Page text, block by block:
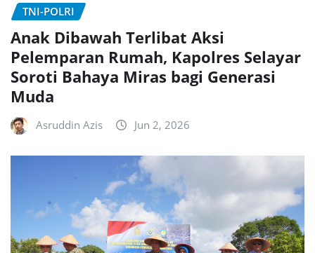
TNI-POLRI
Anak Dibawah Terlibat Aksi
Pelemparan Rumah, Kapolres Selayar
Soroti Bahaya Miras bagi Generasi
Muda
Asruddin Azis Jun 2, 2026